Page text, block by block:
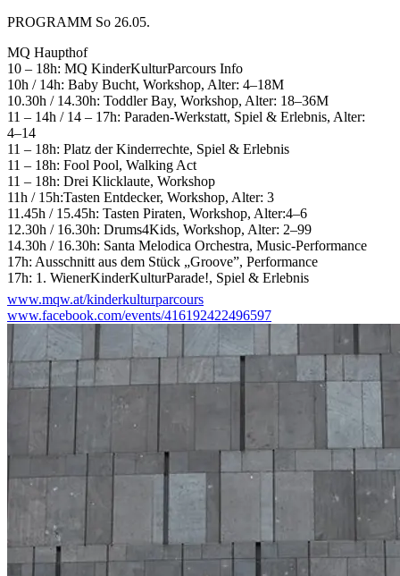
PROGRAMM So 26.05.
MQ Haupthof
10 – 18h: MQ KinderKulturParcours Info
10h / 14h: Baby Bucht, Workshop, Alter: 4–18M
10.30h / 14.30h: Toddler Bay, Workshop, Alter: 18–36M
11 – 14h / 14 – 17h: Paraden-Werkstatt, Spiel & Erlebnis, Alter:
4–14
11 – 18h: Platz der Kinderrechte, Spiel & Erlebnis
11 – 18h: Fool Pool, Walking Act
11 – 18h: Drei Klicklaute, Workshop
11h / 15h:Tasten Entdecker, Workshop, Alter: 3
11.45h / 15.45h: Tasten Piraten, Workshop, Alter:4–6
12.30h / 16.30h: Drums4Kids, Workshop, Alter: 2–99
14.30h / 16.30h: Santa Melodica Orchestra, Music-Performance
17h: Ausschnitt aus dem Stück „Groove”, Performance
17h: 1. WienerKinderKulturParade!, Spiel & Erlebnis
ZOOM Kindermuseum
10 – 17h: ZOOM Kino : Filmscreening, Trickfilme aus dem
Trickfilmstudio
Q21/TRICKY WOMEN/ZOOM Kindermuseum
10h: ZOOM Kindermuseum: Trickfilm-Workshop: Versteckte
Orte/ Hidden Places***, Workshop, Alter: 10–14 (2-tägig)
11h: LEO Kinderführung: Der geheimste Platz*, Führung, Alter:
6–12
14h: LEO Kinderatelier: Der geheimste Platz*, Führung &
Workshop, Alter: 6–12
11h / 14h: Offenes Sonntagsatelier - Familien und Kinder**,
Workshop, Alter: 0–13
14.30h: Trickfilmkino ZOOM im mumok Kino
www.mqw.at/kinderkulturparcours
www.facebook.com/events/416192422496597